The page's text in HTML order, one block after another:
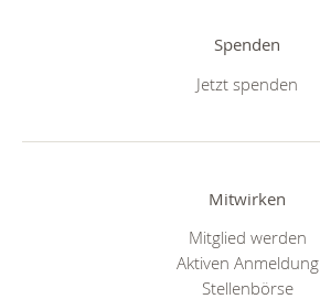
Spenden
Jetzt spenden
Mitwirken
Mitglied werden
Aktiven Anmeldung
Stellenbörse